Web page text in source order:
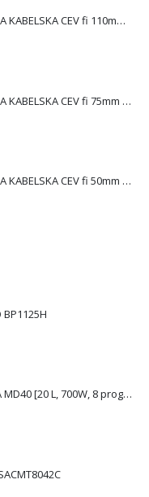
STIGMAFLEX DVOSLOJNA KABELSKA CEV fi 110mm , kolut 50 m, cena za tekoči meter
STIGMAFLEX DVOSLOJNA KABELSKA CEV fi 75mm , kolut 50 m, cena za tekoči meter
STIGMAFLEX DVOSLOJNA KABELSKA CEV fi 50mm , kolut 50 m, cena za tekoči meter
BP1125H
PEČICA MIKROVALOVNA MD40 [20 L, 700W, 8 prog., bela ]